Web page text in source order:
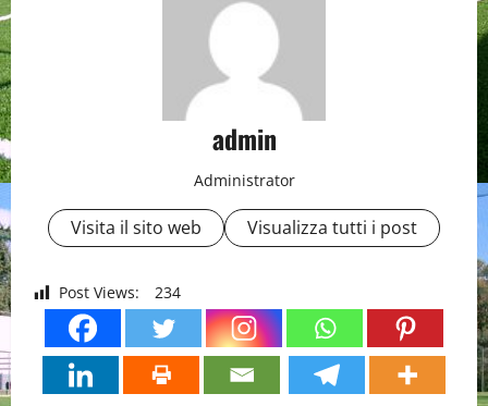
admin
Administrator
Visita il sito web Visualizza tutti i post
Post Views: 234